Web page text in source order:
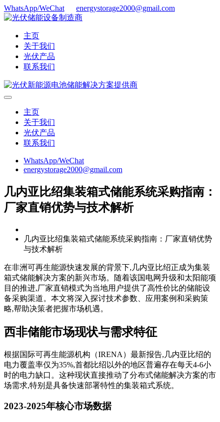
WhatsApp/WeChat energystorage2000@gmail.com
主页
关于我们
光伏产品
联系我们
主页
关于我们
光伏产品
联系我们
WhatsApp/WeChat
energystorage2000@gmail.com
几内亚比绍集装箱式储能系统采购指南：
厂家直销优势与技术解析
几内亚比绍集装箱式储能系统采购指南：厂家直销优势
与技术解析
在非洲可再生能源快速发展的背景下,几内亚比绍正成为集装
箱式储能解决方案的新兴市场。随着该国电网升级和太阳能项
目的推进,厂家直销模式为当地用户提供了高性价比的储能设
备采购渠道。本文将深入探讨技术参数、应用案例和采购策
略,帮助决策者把握市场机遇。
西非储能市场现状与需求特征
根据国际可再生能源机构（IRENA）最新报告,几内亚比绍的
电力覆盖率仅为35%,首都比绍以外的地区普遍存在每天4-6小
时的电力缺口。这种现状直接推动了分布式储能解决方案的市
场需求,特别是具备快速部署特性的集装箱式系统。
2023-2025年核心市场数据